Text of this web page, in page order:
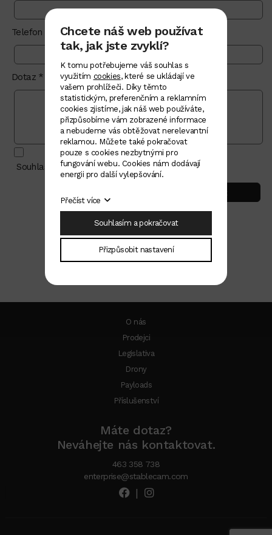
Telefon
Dotaz *
Souhlasím se zásadami ochrany osobních údajů
O nás
Prodejci
Legislativa
Drony
Payloads
Příslušenství
Máte dotaz?
Neváhejte nás kontaktovat.
463 358 738
enterprise@stablecam.com
|
Chcete náš web používat
tak, jak jste zvyklí?
K tomu potřebujeme váš souhlas s
využitím cookies, které se ukládají ve
vašem prohlížeči. Díky těmto
statistickým, preferenčním a reklamním
cookies zjistíme, jak náš web používáte,
přizpůsobíme vám zobrazené informace
a nebudeme vás obtěžovat nerelevantní
reklamou. Můžete také pokračovat
pouze s cookies nezbytnými pro
fungování webu. Cookies nám dodávají
energii pro další vylepšování.
Přečíst více
Souhlasím a pokračovat
Přizpůsobit nastavení